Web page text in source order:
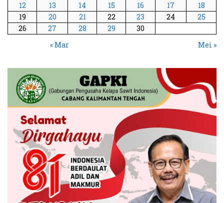
12
13 14 15 16 17
18
19
20 21 22 23 24
25
26
27 28 29
30
« Mar
Mei »